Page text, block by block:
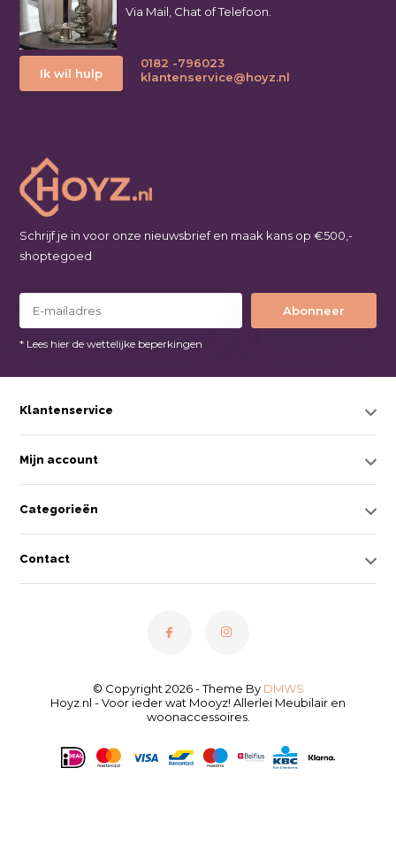
Via Mail, Chat of Telefoon.
Ik wil hulp
0182 -796023
klantenservice@hoyz.nl
Schrijf je in voor onze nieuwsbrief en maak kans op €500,-
shoptegoed
Abonneer
* Lees hier de wettelijke beperkingen
Klantenservice
Mijn account
Categorieën
Contact
© Copyright 2026 - Theme By DMWS
Hoyz.nl - Voor ieder wat Mooyz! Allerlei Meubilair en
woonaccessoires.